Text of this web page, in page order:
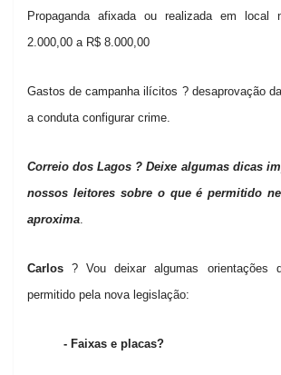
Propaganda afixada ou realizada em local
2.000,00 a R$ 8.000,00
Gastos de campanha ilícitos ? desaprovação
a conduta configurar crime.
Correio dos Lagos ? Deixe algumas dicas
nossos leitores sobre o que é permitido
aproxima.
Carlos ? Vou deixar algumas orientações
permitido pela nova legislação:
- Faixas e placas?